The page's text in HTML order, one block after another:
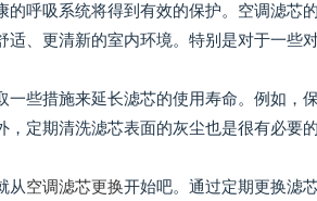
的呼吸系统将得到有效的保护。空调滤芯
适、更清新的室内环境。特别是对于一些
一些措施来延长滤芯的使用寿命。例如
，定期清洗滤芯表面的灰尘也是很有必要
从空调滤芯更换开始吧。通过定期更换滤